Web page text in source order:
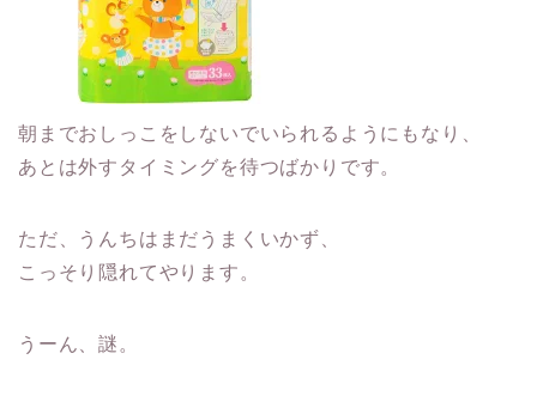
朝までおしっこをしないでいられるようにもなり、
あとは外すタイミングを待つばかりです。
ただ、うんちはまだうまくいかず、
こっそり隠れてやります。
うーん、謎。